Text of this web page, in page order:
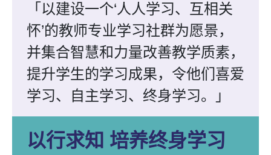
「以建设一个‘人人学习、互相关
怀’的教师专业学习社群为愿景，
并集合智慧和力量改善教学质素，
提升学生的学习成果，令他们喜爱
学习、自主学习、终身学习。」
以行求知 培养终身学习